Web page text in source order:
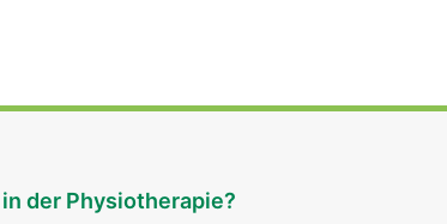
der Physiotherapie?